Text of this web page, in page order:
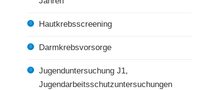
Hautkrebsscreening
Darmkrebsvorsorge
Jugenduntersuchung J1,
Jugendarbeitsschutz­­untersuchungen